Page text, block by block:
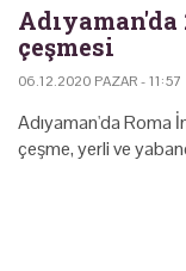
çeşmesi
06.12.2020 PAZAR - 11:57
Adıyaman'da Roma
çeşme, yerli ve